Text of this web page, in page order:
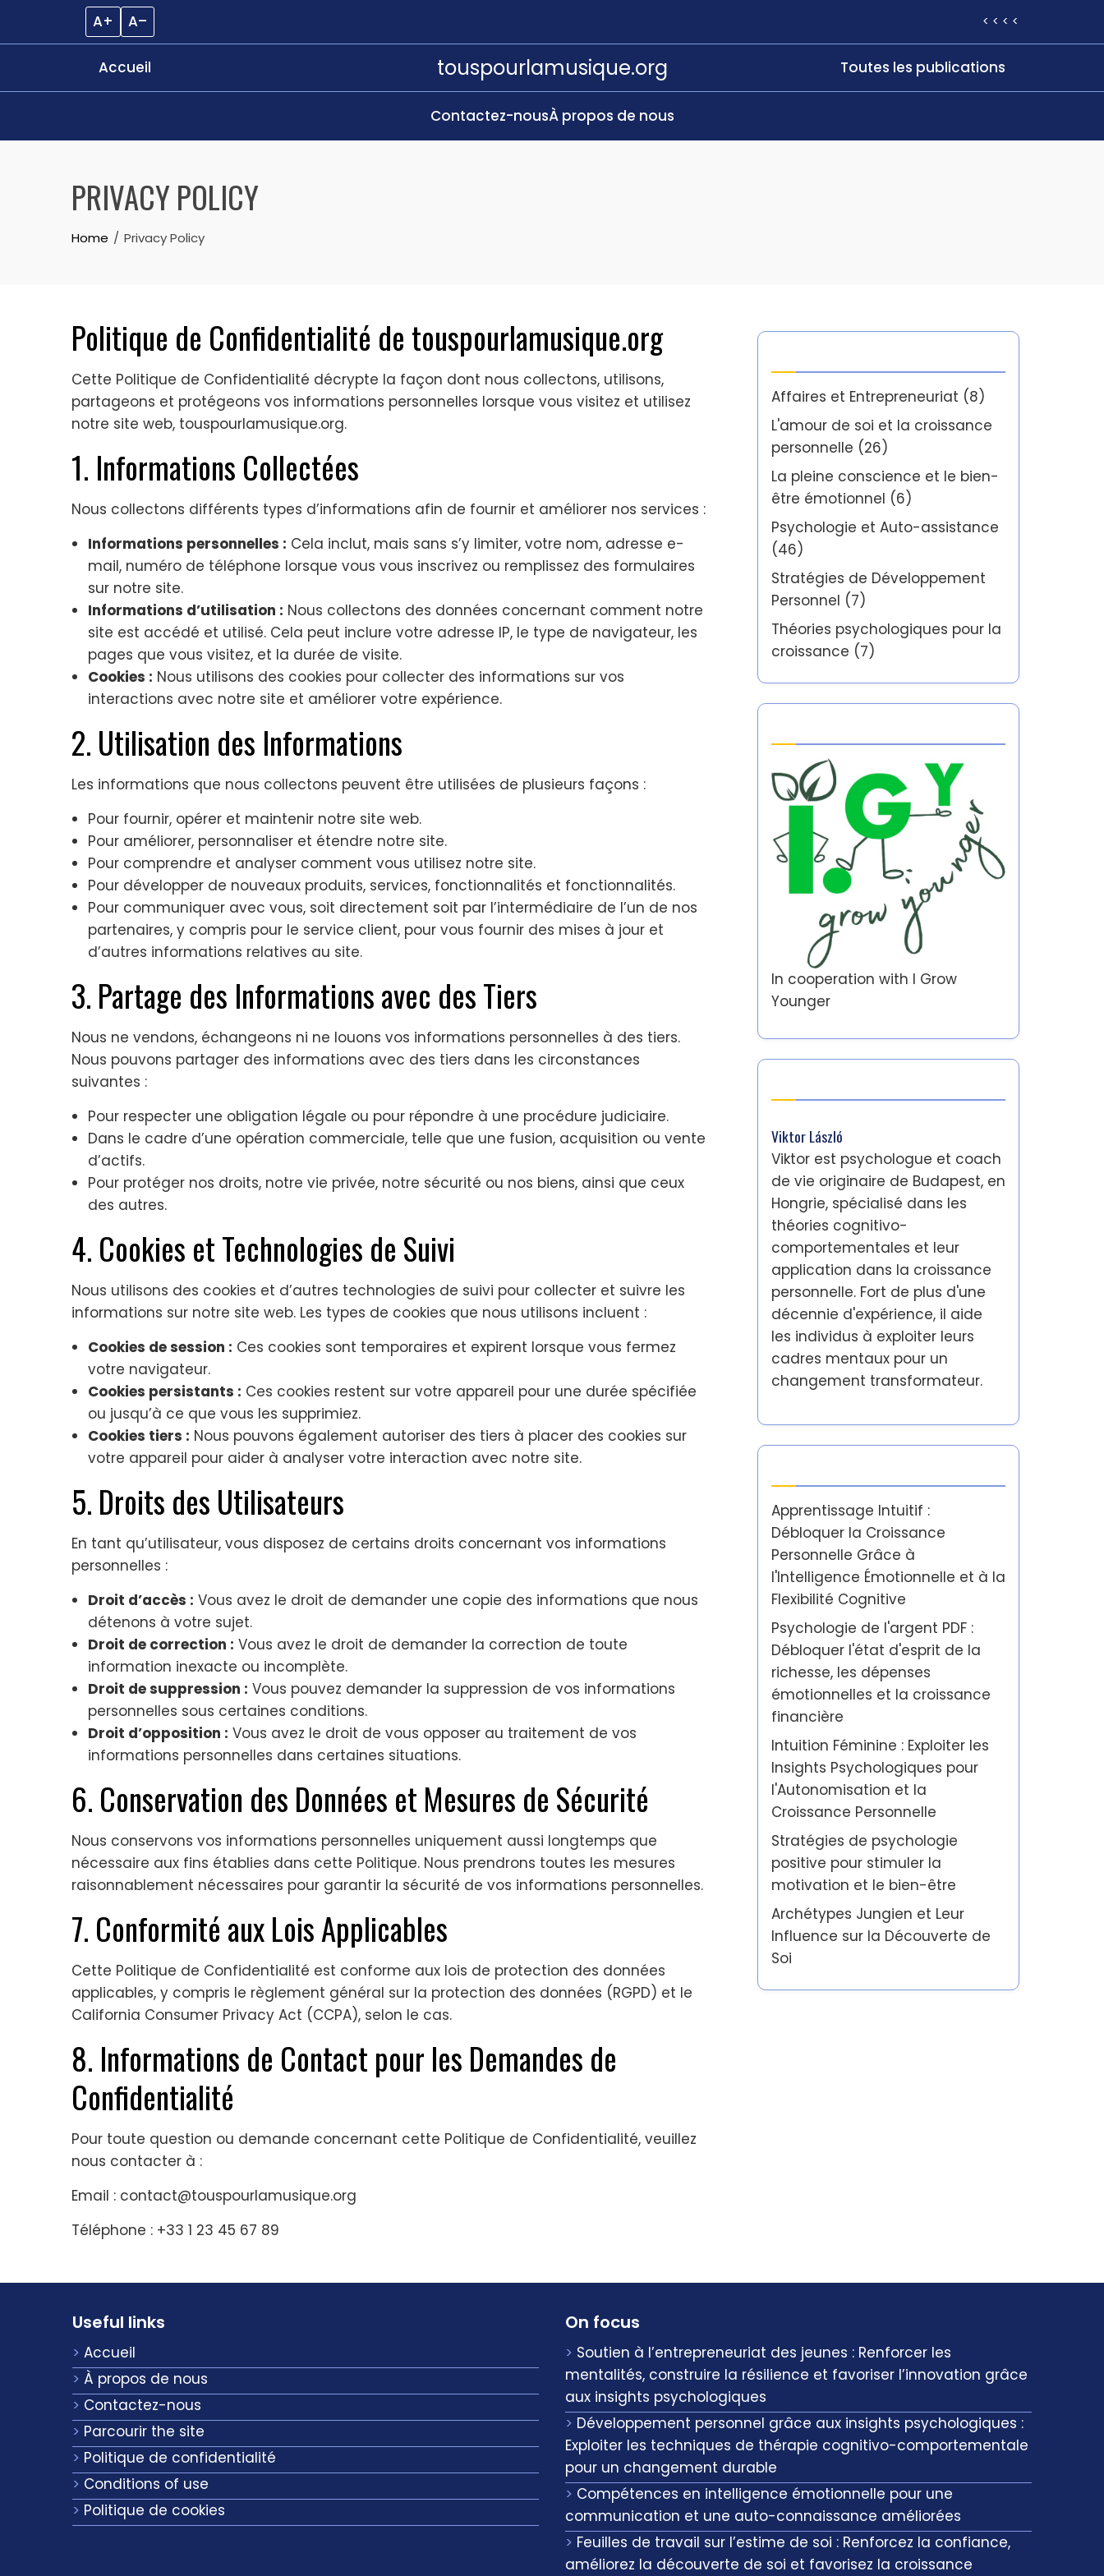
A+ A– < < < <
Accueil touspourlamusique.org Toutes les publications
Contactez-nousÀ propos de nous
PRIVACY POLICY
Home Privacy Policy
Politique de Confidentialité de touspourlamusique.org
Cette Politique de Confidentialité décrypte la façon dont nous collectons, utilisons,
partageons et protégeons vos informations personnelles lorsque vous visitez et utilisez
notre site web, touspourlamusique.org.
1. Informations Collectées
Nous collectons différents types d’informations afin de fournir et améliorer nos services :
Informations personnelles : Cela inclut, mais sans s’y limiter, votre nom, adresse e-
mail, numéro de téléphone lorsque vous vous inscrivez ou remplissez des formulaires
sur notre site.
Informations d’utilisation : Nous collectons des données concernant comment notre
site est accédé et utilisé. Cela peut inclure votre adresse IP, le type de navigateur, les
pages que vous visitez, et la durée de visite.
Cookies : Nous utilisons des cookies pour collecter des informations sur vos
interactions avec notre site et améliorer votre expérience.
2. Utilisation des Informations
Les informations que nous collectons peuvent être utilisées de plusieurs façons :
Pour fournir, opérer et maintenir notre site web.
Pour améliorer, personnaliser et étendre notre site.
Pour comprendre et analyser comment vous utilisez notre site.
Pour développer de nouveaux produits, services, fonctionnalités et fonctionnalités.
Pour communiquer avec vous, soit directement soit par l’intermédiaire de l’un de nos
partenaires, y compris pour le service client, pour vous fournir des mises à jour et
d’autres informations relatives au site.
3. Partage des Informations avec des Tiers
Nous ne vendons, échangeons ni ne louons vos informations personnelles à des tiers.
Nous pouvons partager des informations avec des tiers dans les circonstances
suivantes :
Pour respecter une obligation légale ou pour répondre à une procédure judiciaire.
Dans le cadre d’une opération commerciale, telle que une fusion, acquisition ou vente
d’actifs.
Pour protéger nos droits, notre vie privée, notre sécurité ou nos biens, ainsi que ceux
des autres.
4. Cookies et Technologies de Suivi
Nous utilisons des cookies et d’autres technologies de suivi pour collecter et suivre les
informations sur notre site web. Les types de cookies que nous utilisons incluent :
Cookies de session : Ces cookies sont temporaires et expirent lorsque vous fermez
votre navigateur.
Cookies persistants : Ces cookies restent sur votre appareil pour une durée spécifiée
ou jusqu’à ce que vous les supprimiez.
Cookies tiers : Nous pouvons également autoriser des tiers à placer des cookies sur
votre appareil pour aider à analyser votre interaction avec notre site.
5. Droits des Utilisateurs
En tant qu’utilisateur, vous disposez de certains droits concernant vos informations
personnelles :
Droit d’accès : Vous avez le droit de demander une copie des informations que nous
détenons à votre sujet.
Droit de correction : Vous avez le droit de demander la correction de toute
information inexacte ou incomplète.
Droit de suppression : Vous pouvez demander la suppression de vos informations
personnelles sous certaines conditions.
Droit d’opposition : Vous avez le droit de vous opposer au traitement de vos
informations personnelles dans certaines situations.
6. Conservation des Données et Mesures de Sécurité
Nous conservons vos informations personnelles uniquement aussi longtemps que
nécessaire aux fins établies dans cette Politique. Nous prendrons toutes les mesures
raisonnablement nécessaires pour garantir la sécurité de vos informations personnelles.
7. Conformité aux Lois Applicables
Cette Politique de Confidentialité est conforme aux lois de protection des données
applicables, y compris le règlement général sur la protection des données (RGPD) et le
California Consumer Privacy Act (CCPA), selon le cas.
8. Informations de Contact pour les Demandes de
Confidentialité
Pour toute question ou demande concernant cette Politique de Confidentialité, veuillez
nous contacter à :
Email : contact@touspourlamusique.org
Téléphone : +33 1 23 45 67 89
Affaires et Entrepreneuriat (8)
L'amour de soi et la croissance
personnelle (26)
La pleine conscience et le bien-
être émotionnel (6)
Psychologie et Auto-assistance
(46)
Stratégies de Développement
Personnel (7)
Théories psychologiques pour la
croissance (7)
In cooperation with I Grow
Younger
Viktor László
Viktor est psychologue et coach
de vie originaire de Budapest, en
Hongrie, spécialisé dans les
théories cognitivo-
comportementales et leur
application dans la croissance
personnelle. Fort de plus d'une
décennie d'expérience, il aide
les individus à exploiter leurs
cadres mentaux pour un
changement transformateur.
Apprentissage Intuitif :
Débloquer la Croissance
Personnelle Grâce à
l'Intelligence Émotionnelle et à la
Flexibilité Cognitive
Psychologie de l'argent PDF :
Débloquer l'état d'esprit de la
richesse, les dépenses
émotionnelles et la croissance
financière
Intuition Féminine : Exploiter les
Insights Psychologiques pour
l'Autonomisation et la
Croissance Personnelle
Stratégies de psychologie
positive pour stimuler la
motivation et le bien-être
Archétypes Jungien et Leur
Influence sur la Découverte de
Soi
Useful links
Accueil
À propos de nous
Contactez-nous
Parcourir the site
Politique de confidentialité
Conditions of use
Politique de cookies
On focus
Soutien à l’entrepreneuriat des jeunes : Renforcer les
mentalités, construire la résilience et favoriser l’innovation grâce
aux insights psychologiques
Développement personnel grâce aux insights psychologiques :
Exploiter les techniques de thérapie cognitivo-comportementale
pour un changement durable
Compétences en intelligence émotionnelle pour une
communication et une auto-connaissance améliorées
Feuilles de travail sur l’estime de soi : Renforcez la confiance,
améliorez la découverte de soi et favorisez la croissance